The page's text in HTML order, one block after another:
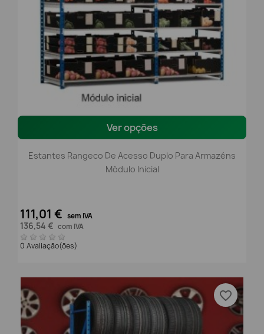
Ver opções
Estantes Rangeco De Acesso Duplo Para Armazéns
Módulo Inicial
111,01 € sem IVA
136,54 € com IVA
0 Avaliação(ões)
favorite_border